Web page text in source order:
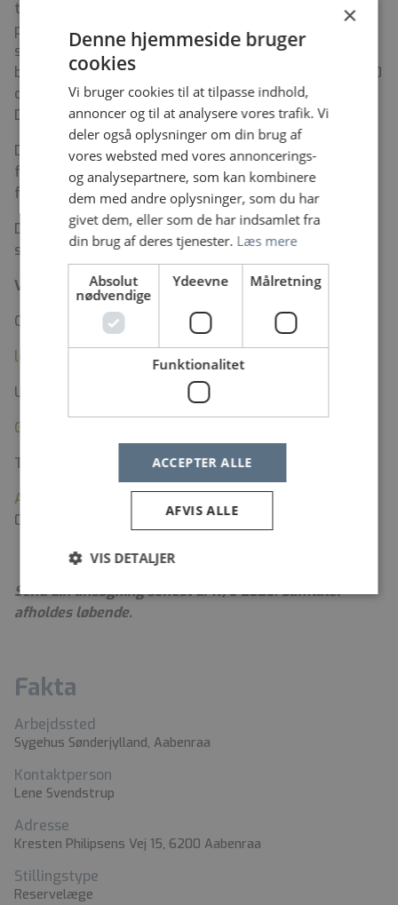
tilstedeværelsesvagt i et 9-10 skiftet rul. Du vil
primært se kardiologiske patienter i vagten, i tæt
samarbejde med kardiologisk bagvagt. Kardiologisk
bagvagt har tilstedeværelsesvagt fra kl. 08.00 – 21.00
og boligvagt med 30. min. tilkald fra 21.00 – 08.00.
Døgnet rundt er FAM bagvagt i tilstedeværelsesvagt.
Der er på Sygehus Sønderjylland en veletableret
forskningsenhed, med mulighed for deltagelse i
forskningsprojekter.
Der er mulighed for at leje næsten nye lægeboliger,
som ligger i gåafstand til sygehuset.
Vil du vide mere:
Cheflæge Lene Svendstrup Christensen
lene.svendstrup@rsyd.dk , telefon: 7997 6420
Uddannelsesansvarlig overlæge Ghassan Jadou
Ghassan.jadou@rsyd.dk
TR for yngre læger: Alexander Schade Christiansen
Alexander.schade.christiansen@rsyd.dk
0726
Send din ansøgning senest d. 17/6 2026. Samtaler
afholdes løbende.
Fakta
Arbejdssted
Sygehus Sønderjylland, Aabenraa
Kontaktperson
Lene Svendstrup
Adresse
Kresten Philipsens Vej 15, 6200 Aabenraa
Stillingstype
Reservelæge
×
Denne hjemmeside bruger
cookies
Vi bruger cookies til at tilpasse indhold,
annoncer og til at analysere vores trafik. Vi
deler også oplysninger om din brug af
vores websted med vores annoncerings-
og analysepartnere, som kan kombinere
dem med andre oplysninger, som du har
givet dem, eller som de har indsamlet fra
din brug af deres tjenester. Læs mere
Absolut
nødvendige
Ydeevne Målretning
Funktionalitet
ACCEPTER ALLE
AFVIS ALLE
VIS DETALJER